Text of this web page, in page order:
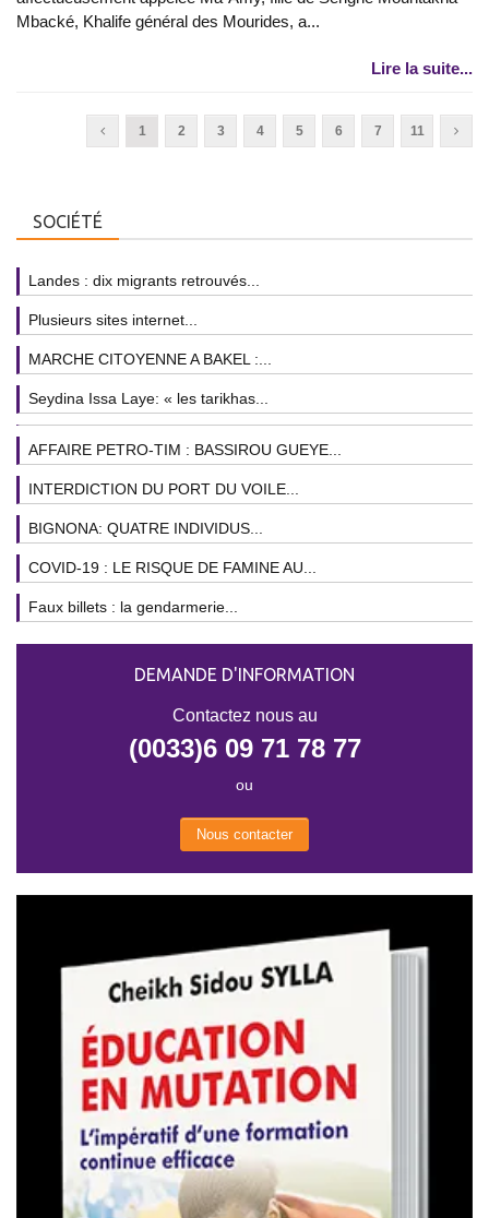
Mbacké, Khalife général des Mourides, a...
Lire la suite...
1 2 3 4 5 6 7 11
SOCIÉTÉ
Landes : dix migrants retrouvés...
Plusieurs sites internet...
MARCHE CITOYENNE A BAKEL :...
Seydina Issa Laye: « les tarikhas...
AFFAIRE PETRO-TIM : BASSIROU GUEYE...
INTERDICTION DU PORT DU VOILE...
BIGNONA: QUATRE INDIVIDUS...
COVID-19 : LE RISQUE DE FAMINE AU...
Faux billets : la gendarmerie...
DEMANDE D'INFORMATION
Contactez nous au
(0033)6 09 71 78 77
ou
Nous contacter